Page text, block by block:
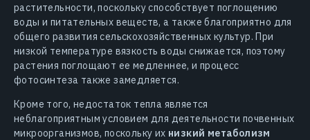
растительности, поскольку способствует поглощению
воды и питательных веществ, а также благоприятно для
общего развития сельскохозяйственных культур. При
низкой температуре вязкость воды снижается, поэтому
растения поглощают ее медленнее, и процесс
фотосинтеза также замедляется.
Кроме того, недостаток тепла является
неблагоприятным условием для деятельности почвенных
микроорганизмов, поскольку их низкий метаболизм